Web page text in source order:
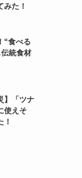
みた！
“食べる
統食材
】「ツナ
使えそ
！